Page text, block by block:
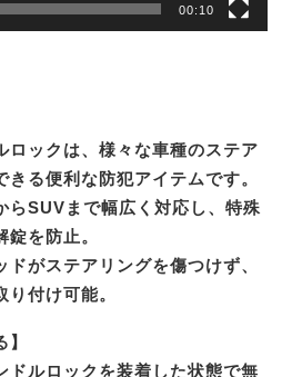
00:10
ロックは、様々な車種のステア
きる便利な防犯アイテムです。
らSUVまで幅広く対応し、特殊
を防止。
ドがステアリングを傷つけず、
付け可能。
ドルロックを装着した状態で無